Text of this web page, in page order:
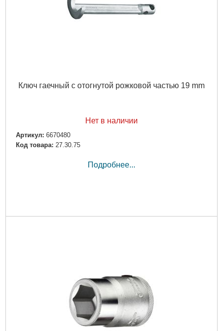
Ключ гаечный с отогнутой рожковой частью 19 mm
Нет в наличии
Артикул: 6670480
Код товара: 27.30.75
Подробнее...